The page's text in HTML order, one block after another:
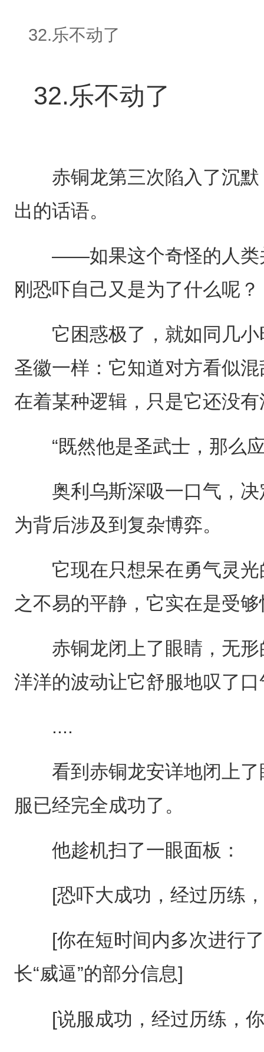
32.乐不动了
32.乐不动了
赤铜龙第三次陷入了沉默
出的话语。
——如果这个奇怪的人类
刚恐吓自己又是为了什么呢？
它困惑极了，就如同几小
圣徽一样：它知道对方看似
在着某种逻辑，只是它还没
“既然他是圣武士，那么应
奥利乌斯深吸一口气，决
为背后涉及到复杂博弈。
它现在只想呆在勇气灵光
之不易的平静，它实在是受
赤铜龙闭上了眼睛，无形
洋洋的波动让它舒服地叹了口
....
看到赤铜龙安详地闭上了
服已经完全成功了。
他趁机扫了一眼面板：
[恐吓大成功，经过历练，
[你在短时间内多次进行了
长“威逼”的部分信息]
[说服成功，经过历练，你